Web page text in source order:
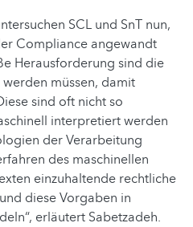
SCL und SnT nun,
Compliance angewandt
Herausforderung sind die
müssen, damit
sind oft nicht so
interpretiert werden
der Verarbeitung
des maschinellen
einzuhaltende rechtliche
diese Vorgaben in
erläutert Sabetzadeh.